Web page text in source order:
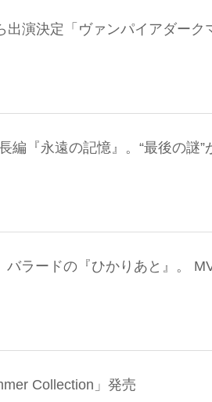
出演決定「ヴァンパイアダーク
編『永遠の記憶』。“最後の謎”
バラードの『ひかりあと』。
Collection」発売